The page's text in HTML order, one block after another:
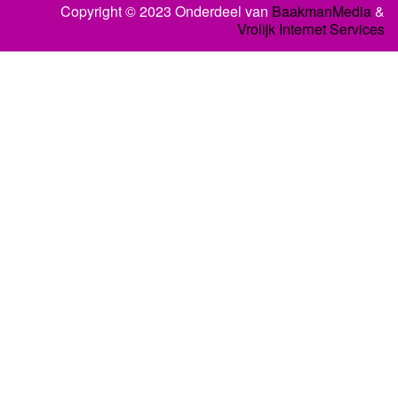
Copyright © 2023 Onderdeel van BaakmanMedia&
Vrolijk Internet Services